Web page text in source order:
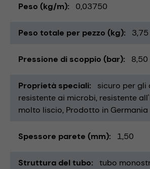
Peso (kg/m) 0,03750
Peso totale per pezzo (kg) 3,75
Pressione di scoppio (bar) 8,50
Proprietà speciali
sicuro per gli
resistente ai microbi resistente
molto liscio Prodotto in Germania
Spessore parete (mm) 1,50
Struttura del tubo tubo